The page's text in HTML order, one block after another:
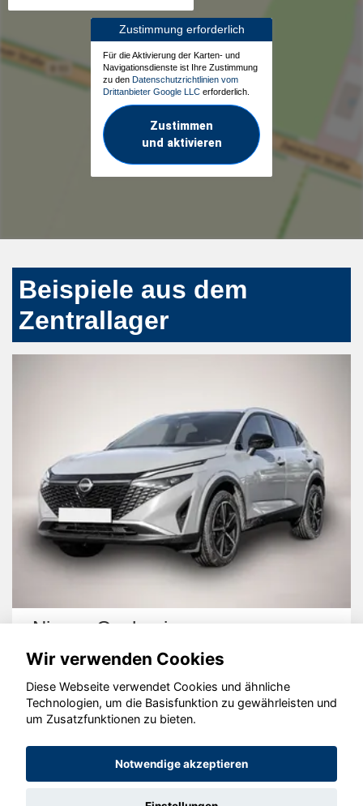
Zustimmung erforderlich
Für die Aktivierung der Karten- und
Navigationsdienste ist Ihre Zustimmung
zu den Datenschutzrichtlinien vom
Drittanbieter Google LLC erforderlich.
Zustimmen
und aktivieren
Beispiele aus dem
Zentrallager
Nissan Qashqai
© konjunkturmotor.de GmbH 2020 - 2026
Wir verwenden Cookies
Diese Webseite verwendet Cookies und ähnliche
Technologien, um die Basisfunktion zu gewährleisten und
um Zusatzfunktionen zu bieten.
Notwendige akzeptieren